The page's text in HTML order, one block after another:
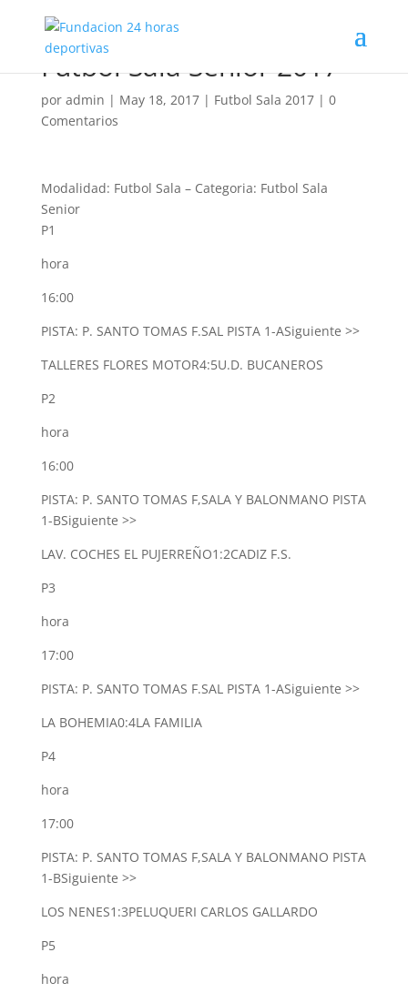
Futbol Sala Senior 2017
por admin | May 18, 2017| Futbol Sala 2017| 0
Comentarios
Modalidad: Futbol Sala – Categoria: Futbol Sala
Senior
P1
hora
16:00
PISTA: P. SANTO TOMAS F.SAL PISTA 1-ASiguiente >>
TALLERES FLORES MOTOR4:5U.D. BUCANEROS
P2
hora
16:00
PISTA: P. SANTO TOMAS F,SALA Y BALONMANO PISTA
1-BSiguiente >>
LAV. COCHES EL PUJERREÑO1:2CADIZ F.S.
P3
hora
17:00
PISTA: P. SANTO TOMAS F.SAL PISTA 1-ASiguiente >>
LA BOHEMIA0:4LA FAMILIA
P4
hora
17:00
PISTA: P. SANTO TOMAS F,SALA Y BALONMANO PISTA
1-BSiguiente >>
LOS NENES1:3PELUQUERI CARLOS GALLARDO
P5
hora